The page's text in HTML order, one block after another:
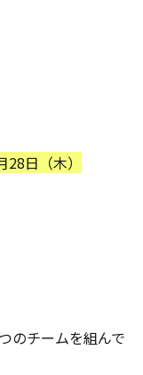
日（木）
のチームを組んで